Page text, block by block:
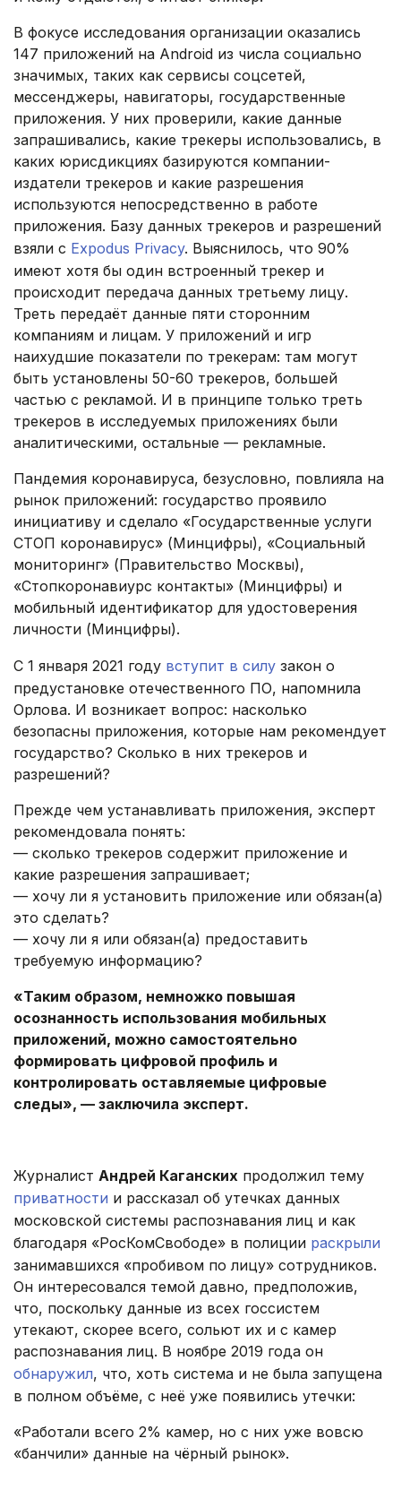
В фокусе исследования организации оказались
147 приложений на Android из числа социально
значимых, таких как сервисы соцсетей,
мессенджеры, навигаторы, государственные
приложения. У них проверили, какие данные
запрашивались, какие трекеры использовались, в
каких юрисдикциях базируются компании-
издатели трекеров и какие разрешения
используются непосредственно в работе
приложения. Базу данных трекеров и разрешений
взяли с Expodus Privacy. Выяснилось, что 90%
имеют хотя бы один встроенный трекер и
происходит передача данных третьему лицу.
Треть передаёт данные пяти сторонним
компаниям и лицам. У приложений и игр
наихудшие показатели по трекерам: там могут
быть установлены 50-60 трекеров, большей
частью с рекламой. И в принципе только треть
трекеров в исследуемых приложениях были
аналитическими, остальные — рекламные.
Пандемия коронавируса, безусловно, повлияла на
рынок приложений: государство проявило
инициативу и сделало «Государственные услуги
СТОП коронавирус» (Минцифры), «Социальный
мониторинг» (Правительство Москвы),
«Стопкоронавиурс контакты» (Минцифры) и
мобильный идентификатор для удостоверения
личности (Минцифры).
С 1 января 2021 году вступит в силу закон о
предустановке отечественного ПО, напомнила
Орлова. И возникает вопрос: насколько
безопасны приложения, которые нам рекомендует
государство? Сколько в них трекеров и
разрешений?
Прежде чем устанавливать приложения, эксперт
рекомендовала понять:
— сколько трекеров содержит приложение и
какие разрешения запрашивает;
— хочу ли я установить приложение или обязан(а)
это сделать?
— хочу ли я или обязан(а) предоставить
требуемую информацию?
«Таким образом, немножко повышая
осознанность использования мобильных
приложений, можно самостоятельно
формировать цифровой профиль и
контролировать оставляемые цифровые
следы», — заключила эксперт.
Журналист Андрей Каганских продолжил тему
приватности и рассказал об утечках данных
московской системы распознавания лиц и как
благодаря «РосКомСвободе» в полиции раскрыли
занимавшихся «пробивом по лицу» сотрудников.
Он интересовался темой давно, предположив,
что, поскольку данные из всех госсистем
утекают, скорее всего, сольют их и с камер
распознавания лиц. В ноябре 2019 года он
обнаружил, что, хоть система и не была запущена
в полном объёме, с неё уже появились утечки:
«Работали всего 2% камер, но с них уже вовсю
«банчили» данные на чёрный рынок».